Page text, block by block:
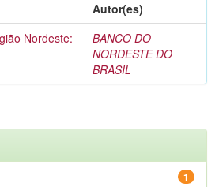
Autor(es)
Nordeste:
BANCO DO
NORDESTE DO
BRASIL
1